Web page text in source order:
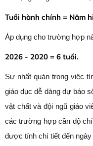
Tuổi hành chính = Năm
Áp dụng cho trường hợp
2026 - 2020 = 6 tuổi.
Sự nhất quán trong việc
giáo dục dễ dàng dự báo
vật chất và đội ngũ giáo
các trường hợp cần độ
được tính chi tiết đến